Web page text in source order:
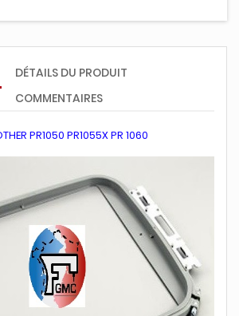
DÉTAILS DU PRODUIT
COMMENTAIRES
PR1050 PR1055X PR 1060